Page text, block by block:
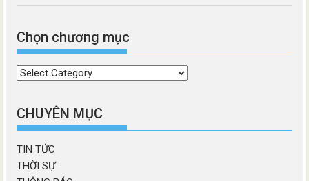
Chọn chương mục
Chọn
mục
CHUYÊN MỤC
TIN TỨC
THỜI SỰ